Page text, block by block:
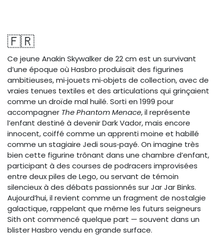
🇫🇷
Ce jeune Anakin Skywalker de 22 cm est un survivant
d’une époque où Hasbro produisait des figurines
ambitieuses, mi‑jouets mi‑objets de collection, avec de
vraies tenues textiles et des articulations qui grinçaient
comme un droïde mal huilé. Sorti en 1999 pour
accompagner The Phantom Menace, il représente
l’enfant destiné à devenir Dark Vador, mais encore
innocent, coiffé comme un apprenti moine et habillé
comme un stagiaire Jedi sous‑payé. On imagine très
bien cette figurine trônant dans une chambre d’enfant,
participant à des courses de podracers improvisées
entre deux piles de Lego, ou servant de témoin
silencieux à des débats passionnés sur Jar Jar Binks.
Aujourd’hui, il revient comme un fragment de nostalgie
galactique, rappelant que même les futurs seigneurs
Sith ont commencé quelque part — souvent dans un
blister Hasbro vendu en grande surface.